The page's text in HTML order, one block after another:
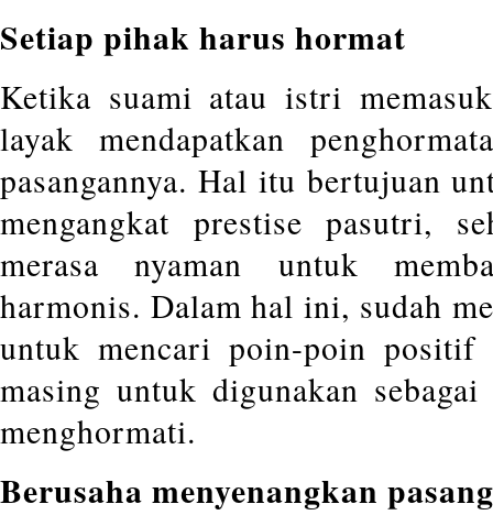
Setiap pihak harus hormat
Ketika suami atau istri
layak mendapatkan
pasangannya. Hal itu bertujuan
mengangkat prestise pasutri,
merasa nyaman untuk
harmonis. Dalam hal ini, sudah
untuk mencari poin-poin
masing untuk digunakan
menghormati.
Berusaha menyenangkan